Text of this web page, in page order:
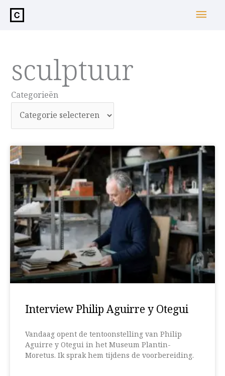
inhoud
sculptuur
Categorieën
Categorieën
Interview Philip Aguirre y Otegui
Vandaag opent de tentoonstelling van Philip
Aguirre y Otegui in het Museum Plantin-
Moretus. Ik sprak hem tijdens de voorbereiding.